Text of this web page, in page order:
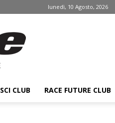
lunedì, 10 Agosto, 2026
SCI CLUB RACE FUTURE CLUB